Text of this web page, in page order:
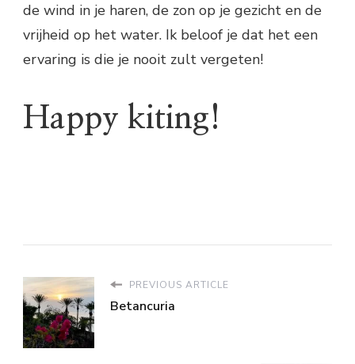
de wind in je haren, de zon op je gezicht en de
vrijheid op het water. Ik beloof je dat het een
ervaring is die je nooit zult vergeten!
Happy kiting!
PREVIOUS ARTICLE
Betancuria